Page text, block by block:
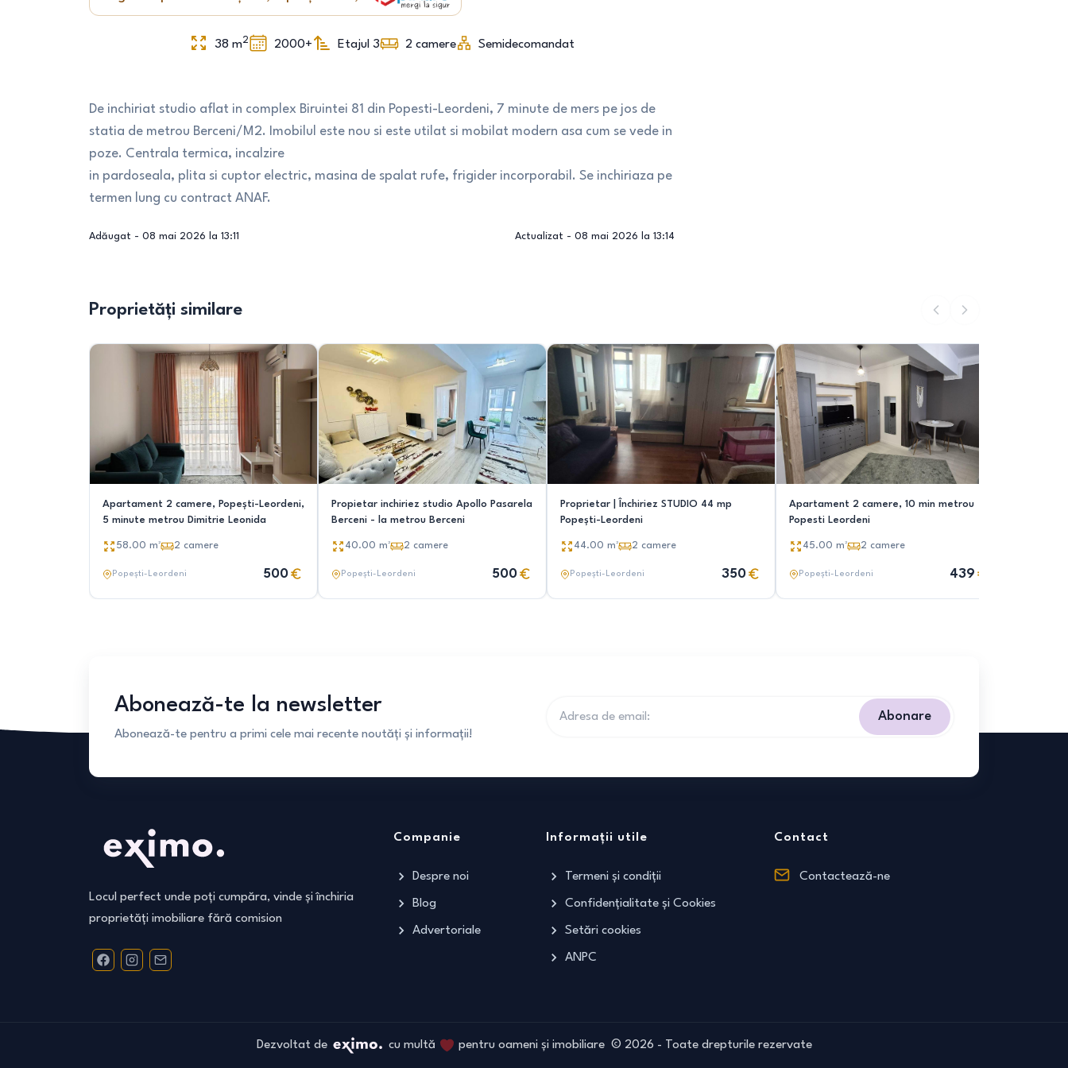
38 m2 2000+ Etajul 3 2 camere Semidecomandat
De inchiriat studio aflat in complex Biruintei 81 din Popesti-Leordeni, 7 minute de mers pe jos de
statia de metrou Berceni/M2. Imobilul este nou si este utilat si mobilat modern asa cum se vede in
poze. Centrala termica, incalzire
in pardoseala, plita si cuptor electric, masina de spalat rufe, frigider incorporabil. Se inchiriaza pe
termen lung cu contract ANAF.
Adăugat - 08 mai 2026 la 13:11 Actualizat - 08 mai 2026 la 13:14
Proprietăți similare
Apartament 2 camere, Popești-Leordeni,
5 minute metrou Dimitrie Leonida
58.00 m² 2 camere
Popești-Leordeni 500
Propietar inchiriez studio Apollo Pasarela
Berceni - la metrou Berceni
40.00 m² 2 camere
Popești-Leordeni 500
Proprietar | Închiriez STUDIO 44 mp
Popești-Leordeni
44.00 m² 2 camere
Popești-Leordeni 350
Apartament 2 camere, 10 min metrou
Popesti Leordeni
45.00 m² 2 camere
Popești-Leordeni 439
Abonează-te la newsletter
Abonează-te pentru a primi cele mai recente noutăți și informații!
Abonare
Locul perfect unde poți cumpăra, vinde și închiria
proprietăți imobiliare fără comision
Companie
Despre noi
Blog
Advertoriale
Informații utile
Termeni și condiții
Confidențialitate și Cookies
Setări cookies
ANPC
Contact
Contactează-ne
Dezvoltat de cu multă pentru oameni și imobiliare© 2026 - Toate drepturile rezervate